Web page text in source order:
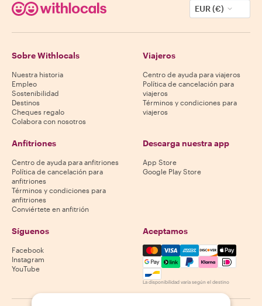
EUR (€)
Sobre Withlocals
Nuestra historia
Empleo
Sostenibilidad
Destinos
Cheques regalo
Colabora con nosotros
Viajeros
Centro de ayuda para viajeros
Política de cancelación para
viajeros
Términos y condiciones para
viajeros
Anfitriones
Centro de ayuda para anfitriones
Política de cancelación para
anfitriones
Términos y condiciones para
anfitriones
Conviértete en anfitrión
Descarga nuestra app
App Store
Google Play Store
Síguenos
Facebook
Instagram
YouTube
Aceptamos
Mastercard, Visa, Amex,
La disponibilidad varía según el destino